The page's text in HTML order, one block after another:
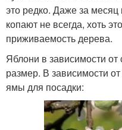
это редко. Даже за
копают не всегда, хоть
приживаемость дерева.
Яблони в зависимости от
размер. В зависимости
ямы для посадки: